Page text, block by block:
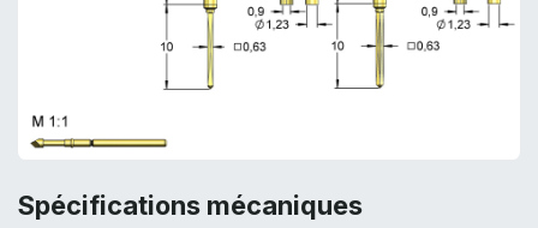
Spécifications mécaniques